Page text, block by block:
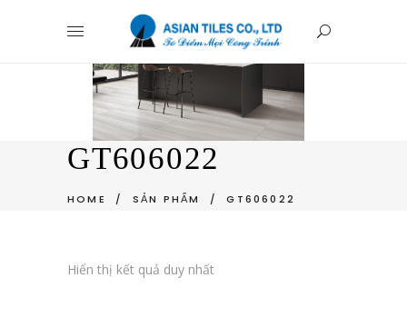
GT606022
HOME / SẢN PHẨM /GT606022
Hiển thị kết quả duy nhất